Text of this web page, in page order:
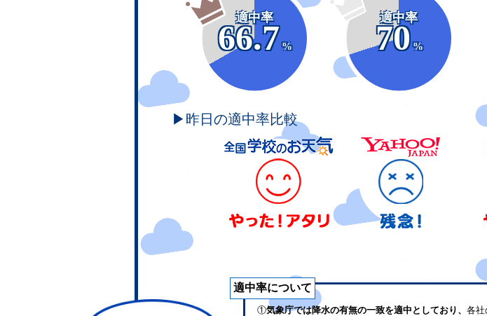
適中率
66.7
%
適中率
70
%
▶昨日の適中率比較
適中率について
①気象庁では降水の有無の一致を適中としており、 各社